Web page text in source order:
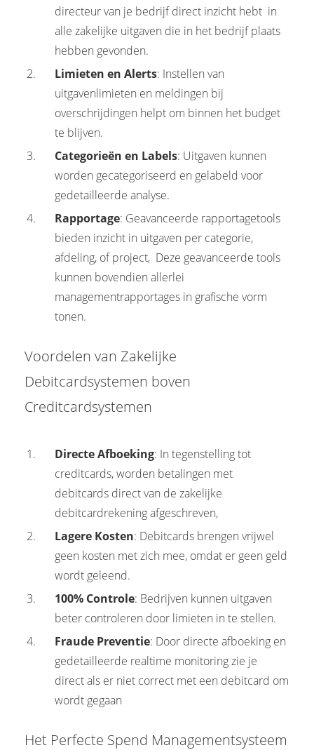
directeur van je bedrijf direct inzicht hebt in
alle zakelijke uitgaven die in het bedrijf plaats
hebben gevonden.
Limieten en Alerts: Instellen van
uitgavenlimieten en meldingen bij
overschrijdingen helpt om binnen het budget
te blijven.
Categorieën en Labels: Uitgaven kunnen
worden gecategoriseerd en gelabeld voor
gedetailleerde analyse.
Rapportage: Geavanceerde rapportagetools
bieden inzicht in uitgaven per categorie,
afdeling, of project, Deze geavanceerde tools
kunnen bovendien allerlei
managementrapportages in grafische vorm
tonen.
Voordelen van Zakelijke
Debitcardsystemen boven
Creditcardsystemen
Directe Afboeking: In tegenstelling tot
creditcards, worden betalingen met
debitcards direct van de zakelijke
debitcardrekening afgeschreven,
Lagere Kosten: Debitcards brengen vrijwel
geen kosten met zich mee, omdat er geen geld
wordt geleend.
100% Controle: Bedrijven kunnen uitgaven
beter controleren door limieten in te stellen.
Fraude Preventie: Door directe afboeking en
gedetailleerde realtime monitoring zie je
direct als er niet correct met een debitcard om
wordt gegaan
Het Perfecte Spend Managementsysteem